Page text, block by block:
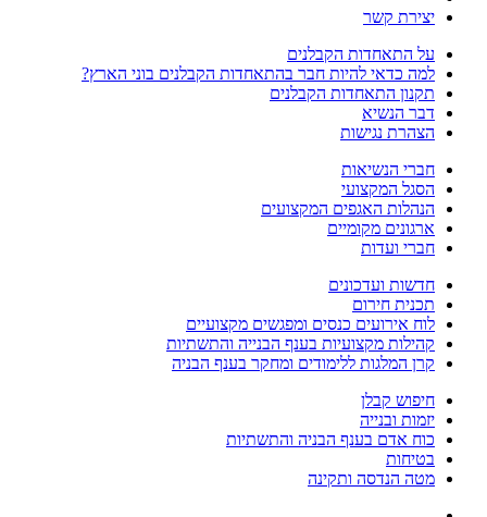
יצירת קשר
על התאחדות הקבלנים
למה כדאי להיות חבר בהתאחדות הקבלנים בוני הארץ?
תקנון התאחדות הקבלנים
דבר הנשיא
הצהרת נגישות
חברי הנשיאות
הסגל המקצועי
הנהלות האגפים המקצועים
ארגונים מקומיים
חברי ועדות
חדשות ועדכונים
תכנית חירום
לוח אירועים כנסים ומפגשים מקצועיים
קהילות מקצועיות בענף הבנייה והתשתיות
קרן המלגות ללימודים ומחקר בענף הבניה
חיפוש קבלן
יזמות ובנייה
כוח אדם בענף הבניה והתשתיות
בטיחות
מטה הנדסה ותקינה